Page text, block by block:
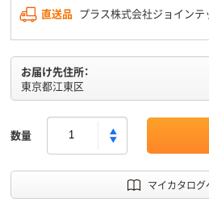
直送品 プラス株式会社ジョイン
お届け先住所：
東京都江東区
数量
マイカタログ